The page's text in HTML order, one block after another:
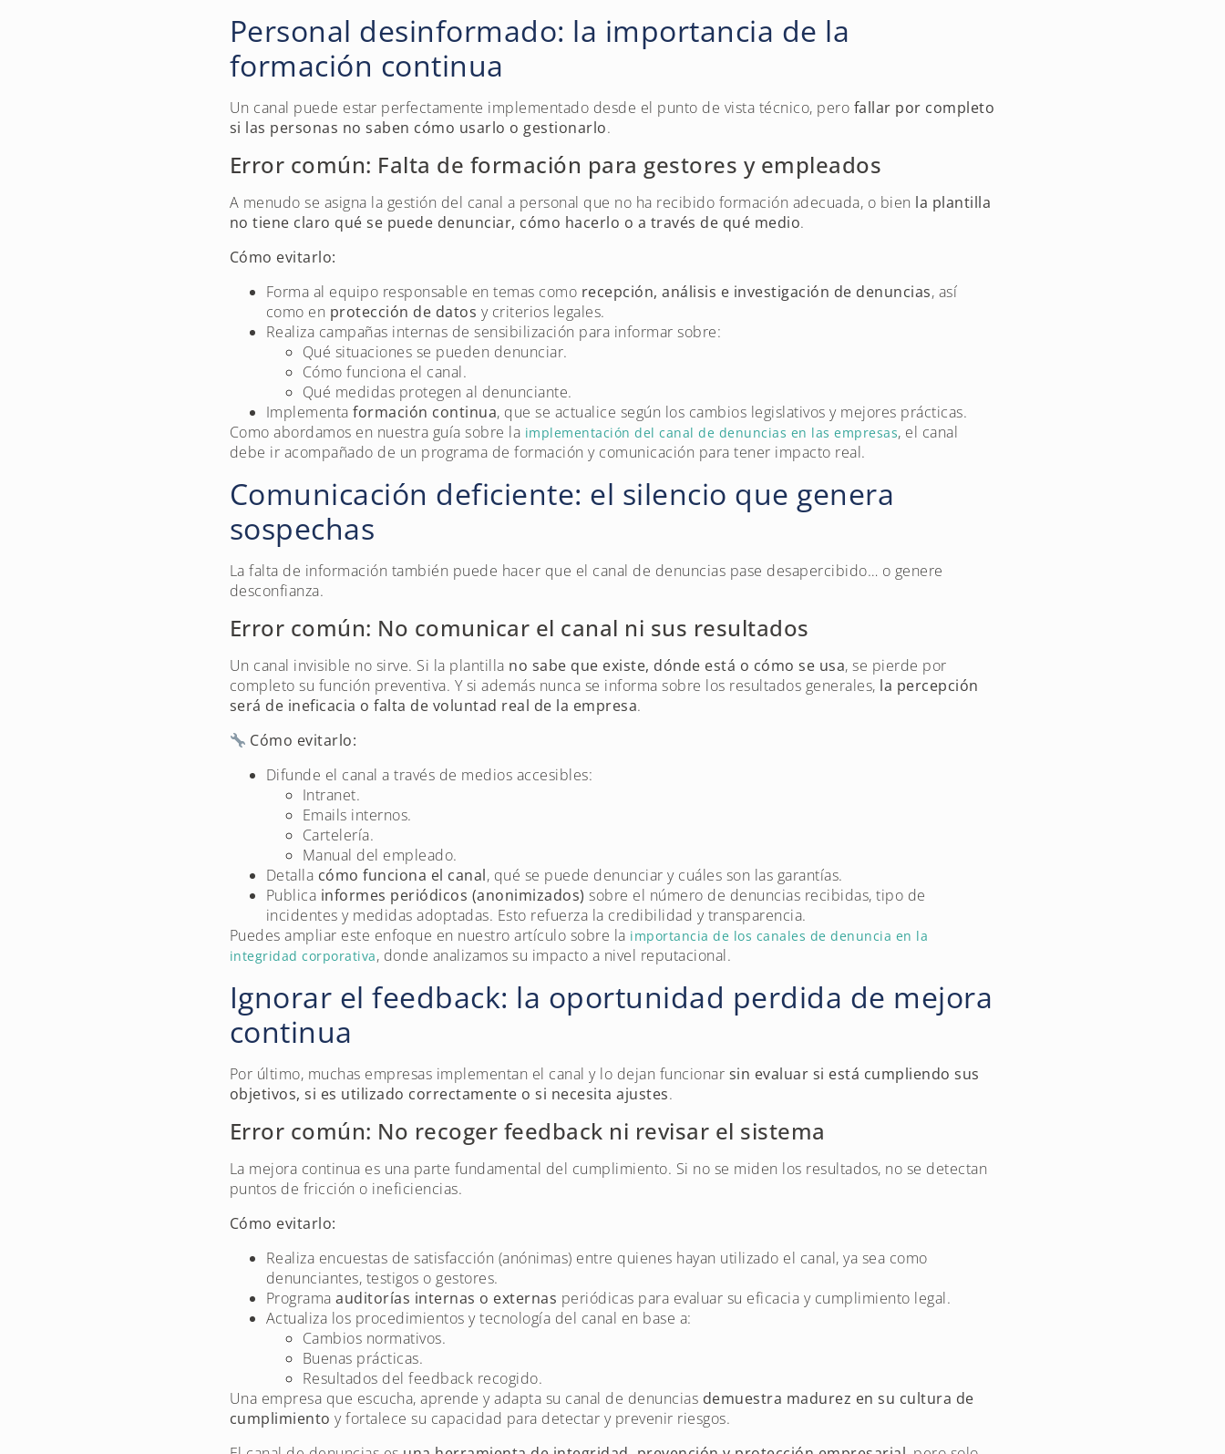
Personal desinformado: la importancia de la
formación continua
Un canal puede estar perfectamente implementado desde el punto de vista técnico, pero fallar por completo
si las personas no saben cómo usarlo o gestionarlo.
Error común: Falta de formación para gestores y empleados
A menudo se asigna la gestión del canal a personal que no ha recibido formación adecuada, o bien la plantilla
no tiene claro qué se puede denunciar, cómo hacerlo o a través de qué medio.
Cómo evitarlo:
Forma al equipo responsable en temas como recepción, análisis e investigación de denuncias, así
como en protección de datos y criterios legales.
Realiza campañas internas de sensibilización para informar sobre:
Qué situaciones se pueden denunciar.
Cómo funciona el canal.
Qué medidas protegen al denunciante.
Implementaformación continua, que se actualice según los cambios legislativos y mejores prácticas.
Como abordamos en nuestra guía sobre la implementación del canal de denuncias en las empresas, el canal
debe ir acompañado de un programa de formación y comunicación para tener impacto real.
Comunicación deficiente: el silencio que genera
sospechas
La falta de información también puede hacer que el canal de denuncias pase desapercibido… o genere
desconfianza.
Error común: No comunicar el canal ni sus resultados
Un canal invisible no sirve. Si la plantilla no sabe que existe, dónde está o cómo se usa, se pierde por
completo su función preventiva. Y si además nunca se informa sobre los resultados generales, la percepción
será de ineficacia o falta de voluntad real de la empresa.
Cómo evitarlo:
Difunde el canal a través de medios accesibles:
Intranet.
Emails internos.
Cartelería.
Manual del empleado.
Detalla cómo funciona el canal, qué se puede denunciar y cuáles son las garantías.
Publica informes periódicos (anonimizados) sobre el número de denuncias recibidas, tipo de
incidentes y medidas adoptadas. Esto refuerza la credibilidad y transparencia.
Puedes ampliar este enfoque en nuestro artículo sobre la importancia de los canales de denuncia en la
integridad corporativa, donde analizamos su impacto a nivel reputacional.
Ignorar el feedback: la oportunidad perdida de mejora
continua
Por último, muchas empresas implementan el canal y lo dejan funcionar sin evaluar si está cumpliendo sus
objetivos, si es utilizado correctamente o si necesita ajustes.
Error común: No recoger feedback ni revisar el sistema
La mejora continua es una parte fundamental del cumplimiento. Si no se miden los resultados, no se detectan
puntos de fricción o ineficiencias.
Cómo evitarlo:
Realiza encuestas de satisfacción (anónimas) entre quienes hayan utilizado el canal, ya sea como
denunciantes, testigos o gestores.
Programaauditorías internas o externas periódicas para evaluar su eficacia y cumplimiento legal.
Actualiza los procedimientos y tecnología del canal en base a:
Cambios normativos.
Buenas prácticas.
Resultados del feedback recogido.
Una empresa que escucha, aprende y adapta su canal de denuncias demuestra madurez en su cultura de
cumplimiento y fortalece su capacidad para detectar y prevenir riesgos.